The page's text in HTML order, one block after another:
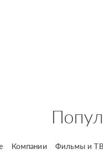
Компании Фильмы и ТВ